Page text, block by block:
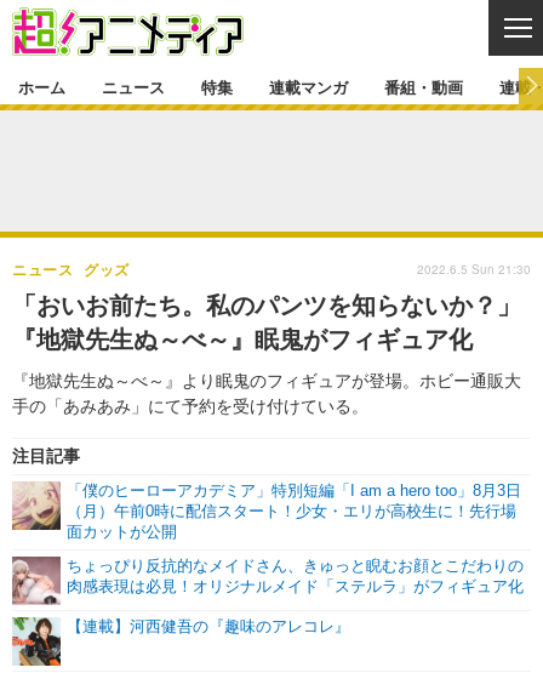
ゲーム・アプリ マンガ
グッズ イベント
声優 コスプレ
特集一覧 カバー
ラキりす
連載マンガ
連載マンガ一覧
番組・動画
番組・動画一覧 ラジオ
動画
連載・ブログ
連載・ブログ一覧 コラム
ホーム ニュース 特集 連載マンガ 番組・動画 連載
「おいお前たち。私のパンツを知らないか？」
『地獄先生ぬ～べ～』眠鬼がフィギュア化
『地獄先生ぬ～べ～』より眠鬼のフィギュアが登場。ホビー通販大
手の「あみあみ」にて予約を受け付けている。
ニュース グッズ
注目記事
「僕のヒーローアカデミア」特別短編「I am a hero too」8月3日
（月）午前0時に配信スタート！少女・エリが高校生に！先行場
面カットが公開
ちょっぴり反抗的なメイドさん、きゅっと睨むお顔とこだわりの
肉感表現は必見！オリジナルメイド「ステルラ」がフィギュア化
【連載】河西健吾の『趣味のアレコレ』
2022.6.5 Sun 21:30